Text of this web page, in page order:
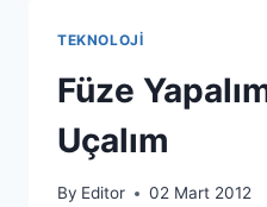
TEKNOLOJI
Füze
Uçalım
By Editor 02 Mart 2012